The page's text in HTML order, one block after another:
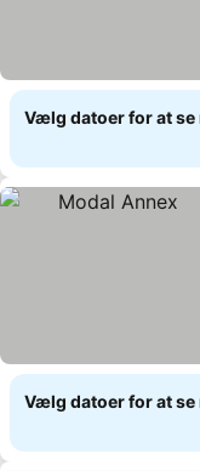
Vælg datoer for at
Vælg datoer for at